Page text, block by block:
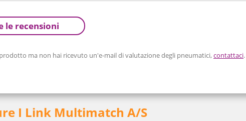
le recensioni
ma non hai ricevuto un'e-mail di valutazione degli pneumatici,contattaci.
I Link Multimatch A/S